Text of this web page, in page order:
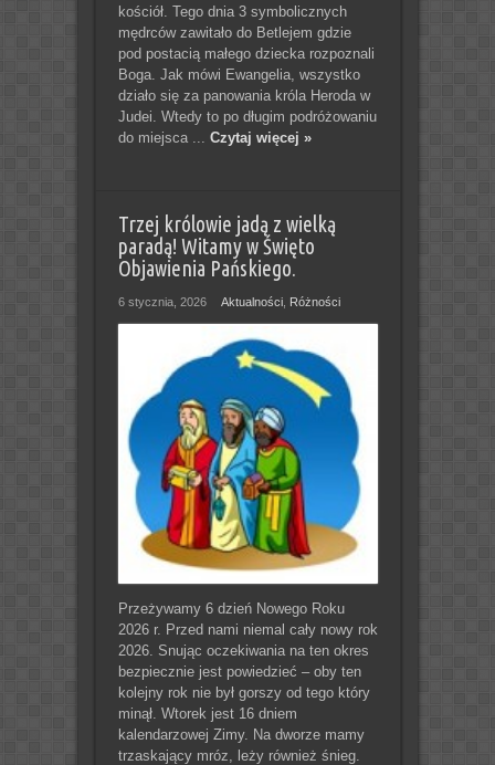
kościół. Tego dnia 3 symbolicznych
mędrców zawitało do Betlejem gdzie
pod postacią małego dziecka rozpoznali
Boga. Jak mówi Ewangelia, wszystko
działo się za panowania króla Heroda w
Judei. Wtedy to po długim podróżowaniu
do miejsca ... Czytaj więcej »
Trzej królowie jadą z wielką
paradą! Witamy w Święto
Objawienia Pańskiego.
6 stycznia, 2026 Aktualności, Różności
Przeżywamy 6 dzień Nowego Roku
2026 r. Przed nami niemal cały nowy rok
2026. Snując oczekiwania na ten okres
bezpiecznie jest powiedzieć – oby ten
kolejny rok nie był gorszy od tego który
minął. Wtorek jest 16 dniem
kalendarzowej Zimy. Na dworze mamy
trzaskający mróz, leży również śnieg.